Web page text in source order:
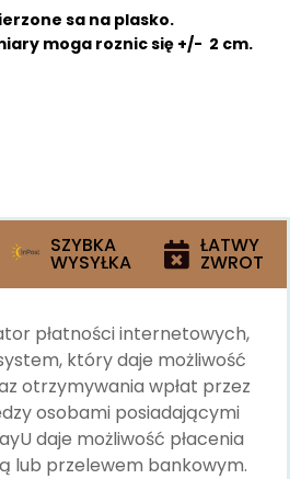
sa na plasko.
moga roznic się +/- 2 cm.
SZYBKA
WYSYŁKA
ŁATWY
ZWROT
płatności internetowych,
który daje możliwość
otrzymywania wpłat przez
osobami posiadającymi
daje możliwość płacenia
lub przelewem bankowym.